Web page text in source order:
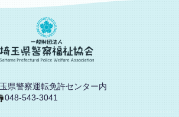
県警察運転免許センター内
048-543-3041